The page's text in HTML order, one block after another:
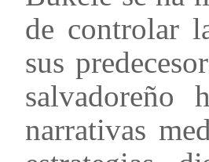
de controlar
sus
narrativas